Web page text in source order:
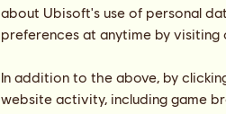
about Ubisoft's use of personal
preferences at anytime by
In addition to the above, by
website activity, including game